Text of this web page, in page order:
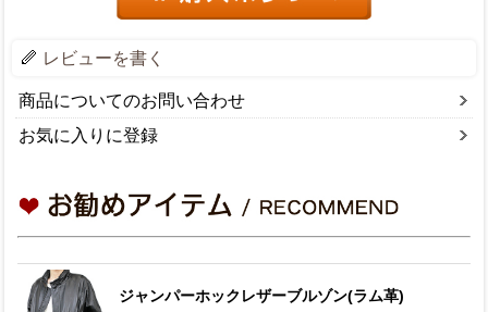
レビューを書く
商品についてのお問い合わせ
お気に入りに登録
ジャンパーホックレザーブルゾン(ラム革)